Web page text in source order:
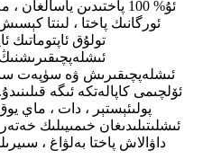
ئۇ% 100 پاختىدىن
ئورگانىك پاختا ، لىنتا
تولۇق ئاپتوماتىك
ئىشلەپچىقىرىش ۋە سۈپەت
ئۆلچىمى كاپالەتكە ئىگە
پولىئېستېر ، دات ، ماي
ئىشلىتىلىدىغان خىمىيىلىك
داۋالاش پاختا بەلۋاغ ،